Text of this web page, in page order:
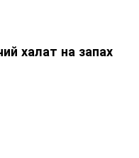
халат на запах